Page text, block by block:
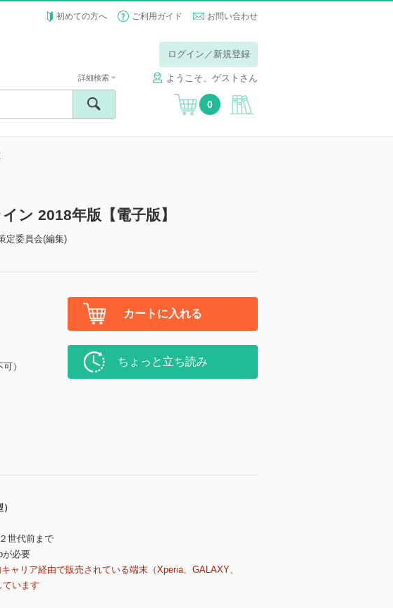
初めての方へ ご利用ガイド お問い合わせ
ログイン／新規登録
ようこそ、ゲストさん
詳細検索
0
ン 2018年版【電子版】
定委員会(編集)
）
カートに入れる
ちょっと立ち読み
世代前まで
が必要
ャリア経由で販売されている端末（Xperia、GALAXY、
います